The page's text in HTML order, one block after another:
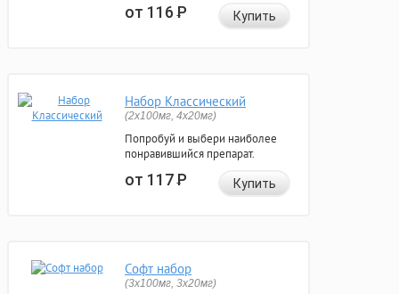
от 116Р Купить
Набор Классический
(2x100мг, 4x20мг)
Попробуй и выбери наиболее
понравившийся препарат.
от 117Р Купить
Софт набор
(3x100мг, 3x20мг)